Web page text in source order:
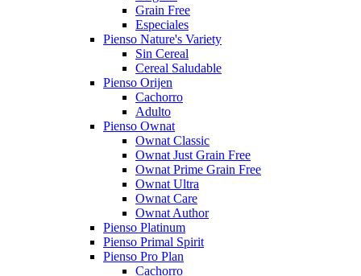
Grain Free
Especiales
Pienso Nature's Variety
Sin Cereal
Cereal Saludable
Pienso Orijen
Cachorro
Adulto
Pienso Ownat
Ownat Classic
Ownat Just Grain Free
Ownat Prime Grain Free
Ownat Ultra
Ownat Care
Ownat Author
Pienso Platinum
Pienso Primal Spirit
Pienso Pro Plan
Cachorro